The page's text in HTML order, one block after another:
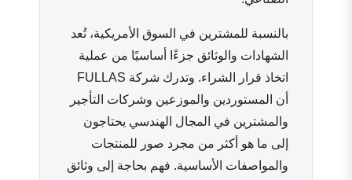
بالنسبة للمشترين في السوق الأمريكية، تُعد
الشهادات والوثائق جزءًا أساسيًا من عملية
اتخاذ قرار الشراء. وتدرك شركة FULLAS
أن المستوردين والموزعين وشركات التأجير
والمشترين في المجال الهندسي يحتاجون
إلى ما هو أكثر من مجرد صور للمنتجات
والمواصفات الأساسية. فهم بحاجة إلى وثائق